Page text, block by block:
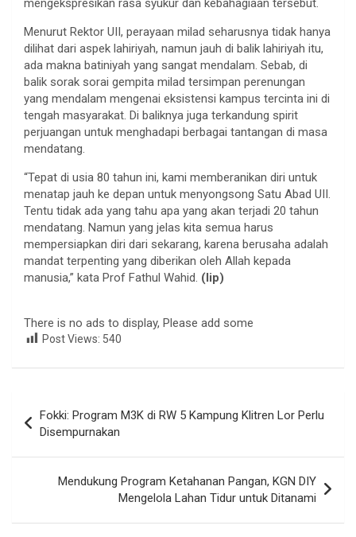
mengekspresikan rasa syukur dan kebahagiaan tersebut.
Menurut Rektor UII, perayaan milad seharusnya tidak hanya
dilihat dari aspek lahiriyah, namun jauh di balik lahiriyah itu,
ada makna batiniyah yang sangat mendalam. Sebab, di
balik sorak sorai gempita milad tersimpan perenungan
yang mendalam mengenai eksistensi kampus tercinta ini di
tengah masyarakat. Di baliknya juga terkandung spirit
perjuangan untuk menghadapi berbagai tantangan di masa
mendatang.
“Tepat di usia 80 tahun ini, kami memberanikan diri untuk
menatap jauh ke depan untuk menyongsong Satu Abad UII.
Tentu tidak ada yang tahu apa yang akan terjadi 20 tahun
mendatang. Namun yang jelas kita semua harus
mempersiapkan diri dari sekarang, karena berusaha adalah
mandat terpenting yang diberikan oleh Allah kepada
manusia,” kata Prof Fathul Wahid. (lip)
There is no ads to display, Please add some
Post Views: 540
pos
Fokki: Program M3K di RW 5 Kampung Klitren Lor Perlu
Disempurnakan
Mendukung Program Ketahanan Pangan, KGN DIY
Mengelola Lahan Tidur untuk Ditanami